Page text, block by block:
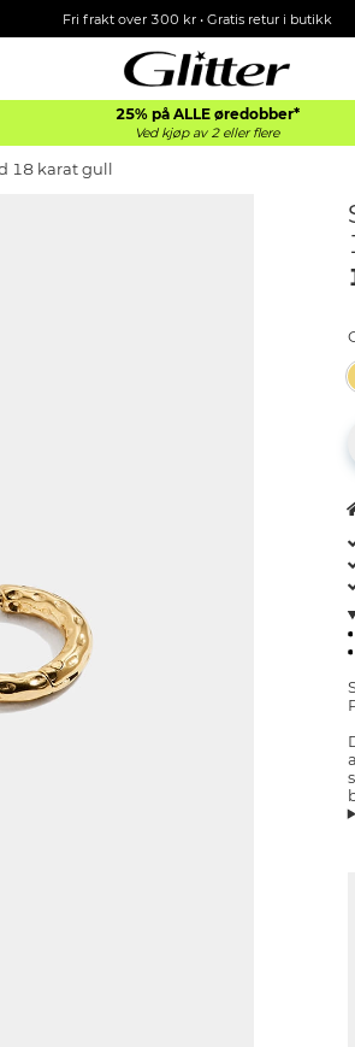
Fri frakt over 300 kr • Gratis retur i butikk
25% på ALLE øredobber*
Ved kjøp av 2 eller flere
18 karat gull